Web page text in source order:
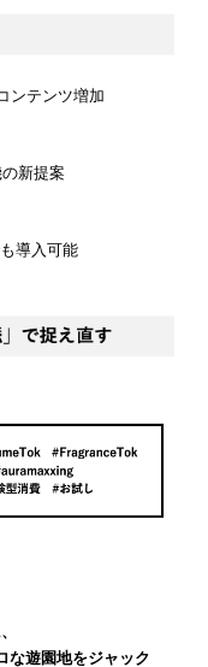
ンテンツ増加
新提案
導入可能
な遊園地をジャック